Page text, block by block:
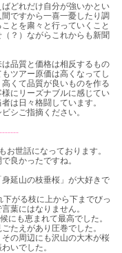
どれだけ自分が強いかとい
ですから一喜一憂したり調
とを粛々と行っていくこと
？）ながらこれからも新聞
品質と価格は相反するもの
ツアー原価は高くなってし
くて品質が良いものを作る
にリーズナブルに感じてい
は日々格闘しています。
シご指摘ください。
お世話になっております。
良かったですね。
延山の枝垂桜」が大好きで
がる枝に上から下までびっ
葉にはなりません。
にも恵まれて最高でした。
たえがあり圧巻でした。
の周辺にも沢山の大木が桜
いでした。